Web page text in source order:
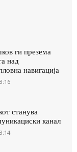
ги презема
над
навигација
станува
канал